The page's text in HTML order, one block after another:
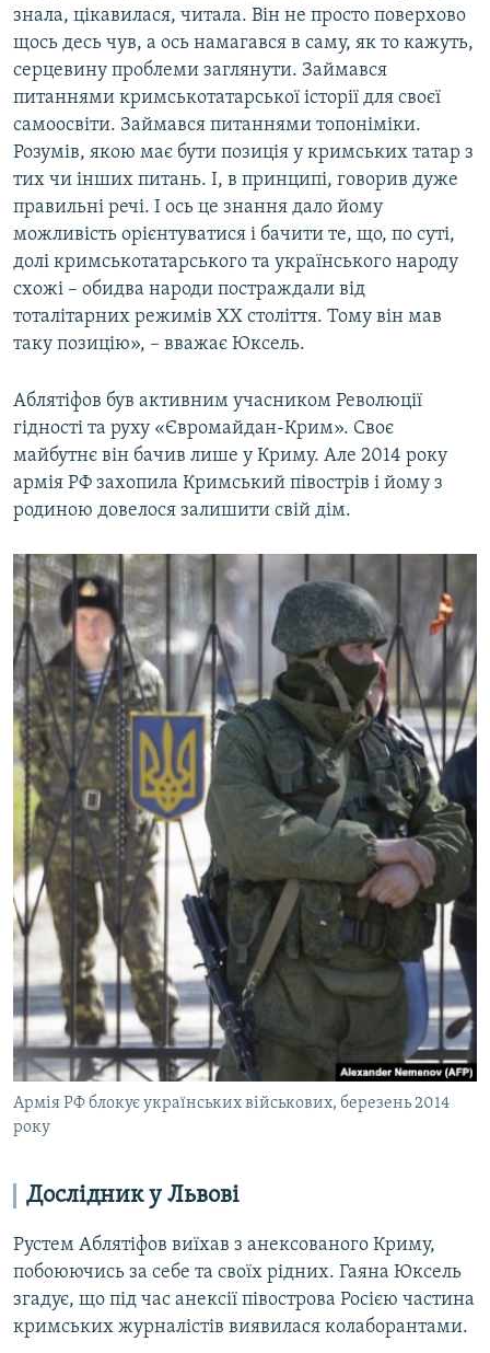
знала, цікавилася, читала. Він не просто поверхово
щось десь чув, а ось намагався в саму, як то кажуть,
серцевину проблеми заглянути. Займався
питаннями кримськотатарської історії для своєї
самоосвіти. Займався питаннями топоніміки.
Розумів, якою має бути позиція у кримських татар з
тих чи інших питань. І, в принципі, говорив дуже
правильні речі. І ось це знання дало йому
можливість орієнтуватися і бачити те, що, по суті,
долі кримськотатарського та українського народу
схожі – обидва народи постраждали від
тоталітарних режимів XX століття. Тому він мав
таку позицію», – вважає Юксель.
Аблятіфов був активним учасником Революції
гідності та руху «Євромайдан-Крим». Своє
майбутнє він бачив лише у Криму. Але 2014 року
армія РФ захопила Кримський півострів і йому з
родиною довелося залишити свій дім.
Армія РФ блокує українських військових, березень 2014
року
Дослідник у Львові
Рустем Аблятіфов виїхав з анексованого Криму,
побоюючись за себе та своїх рідних. Гаяна Юксель
згадує, що під час анексії півострова Росією частина
кримських журналістів виявилася колаборантами.